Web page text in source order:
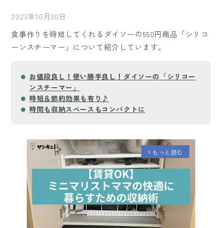
2023年10月30日
食事作りを時短してくれるダイソーの550円商品「シリコ
ーンスチーマー」について紹介しています。
お値段良し！使い勝手良し！ダイソーの「シリコー
ンスチーマー」
時短＆節約効果も有り♪
時間も収納スペースもコンパクトに
arrow_forward_ios もっと読む